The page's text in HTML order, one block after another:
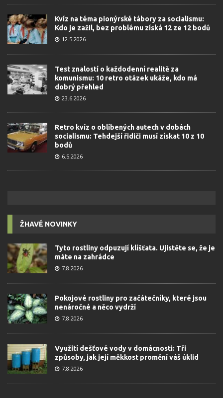
Kvíz na téma pionýrské tábory za socialismu:
Kdo je zažil, bez problému získá 12 ze 12 bodů
12.5.2026
Test znalostí o každodenní realitě za
komunismu: 10 retro otázek ukáže, kdo má
dobrý přehled
23.6.2026
Retro kvíz o oblíbených autech v dobách
socialismu: Tehdejší řidiči musí získat 10 z 10
bodů
6.5.2026
ŽHAVÉ NOVINKY
Tyto rostliny odpuzují klíšťata. Ujistěte se, že je
máte na zahrádce
7.8.2026
Pokojové rostliny pro začátečníky, které jsou
nenáročné a něco vydrží
7.8.2026
Využití dešťové vody v domácnosti: Tři
způsoby, jak její měkkost promění váš úklid
7.8.2026